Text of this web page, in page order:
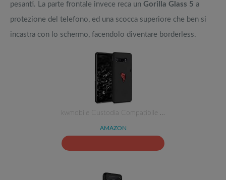
pesanti. La parte frontale invece reca un Gorilla Glass 5 a
protezione del telefono, ed una scocca superiore che ben si
incastra con lo schermo, facendolo diventare borderless.
kwmobile Custodia Compatibile …
AMAZON